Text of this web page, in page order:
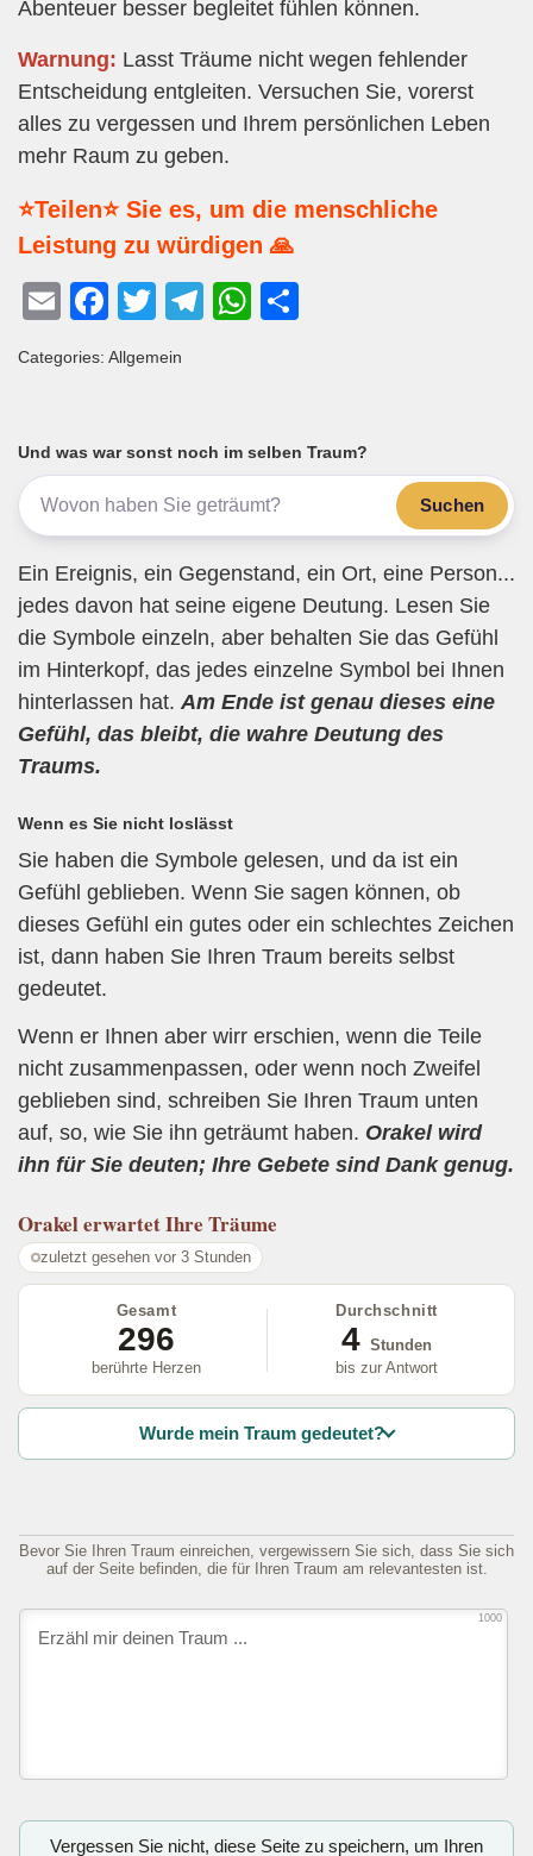
Abenteuer besser begleitet fühlen können.
Warnung: Lasst Träume nicht wegen fehlender
Entscheidung entgleiten. Versuchen Sie, vorerst
alles zu vergessen und Ihrem persönlichen Leben
mehr Raum zu geben.
⭐Teilen⭐ Sie es, um die menschliche
Leistung zu würdigen 🙏
E
ail
F
c
b
o
o
k
T
tt
T
a
m
W
A
p
p
Categories: Allgemein
Und was war sonst noch im selben Traum?
Suchen
Ein Ereignis, ein Gegenstand, ein Ort, eine Person...
jedes davon hat seine eigene Deutung. Lesen Sie
die Symbole einzeln, aber behalten Sie das Gefühl
im Hinterkopf, das jedes einzelne Symbol bei Ihnen
hinterlassen hat. Am Ende ist genau dieses eine
Gefühl, das bleibt, die wahre Deutung des
Traums.
Wenn es Sie nicht loslässt
Sie haben die Symbole gelesen, und da ist ein
Gefühl geblieben. Wenn Sie sagen können, ob
dieses Gefühl ein gutes oder ein schlechtes Zeichen
ist, dann haben Sie Ihren Traum bereits selbst
gedeutet.
Wenn er Ihnen aber wirr erschien, wenn die Teile
nicht zusammenpassen, oder wenn noch Zweifel
geblieben sind, schreiben Sie Ihren Traum unten
auf, so, wie Sie ihn geträumt haben. Orakel wird
ihn für Sie deuten; Ihre Gebete sind Dank genug.
Orakelerwartet Ihre Träume
zuletzt gesehen vor 3 Stunden
Gesamt
296
berührte Herzen
Durchschnitt
4 Stunden
bis zur Antwort
Wurde mein Traum gedeutet?
Bevor Sie Ihren Traum einreichen, vergewissern Sie sich, dass Sie sich
auf der Seite befinden, die für Ihren Traum am relevantesten ist.
1000
Vergessen Sie nicht, diese Seite zu speichern, um Ihren